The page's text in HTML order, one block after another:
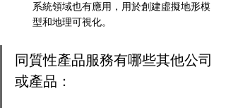
系統領域也有應用，用於創建虛擬地形模
型和地理可視化。
同質性產品服務有哪些其他公司
或產品：